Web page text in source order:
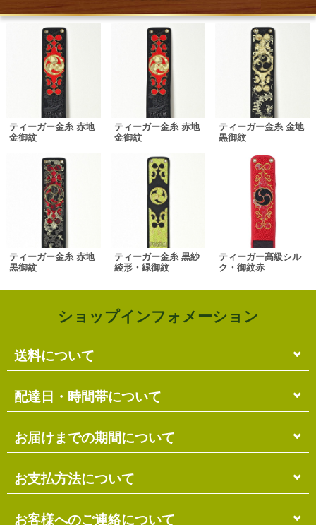
ティーガー金糸 赤地
金御紋
ティーガー金糸 赤地
金御紋
ティーガー金糸 金地
黒御紋
ティーガー金糸 赤地
黒御紋
ティーガー金糸 黒紗
綾形・緑御紋
ティーガー高級シル
ク・御紋赤
ショップインフォメーション
送料について
単品のみの場合
各商品に記載の送料となります。
複数商品の場合
ます。
送料には梱包料も含まれています。
※ショッピングカートの仕組み上、送料が正しく計算
配達日・時間帯について
配達日・配達時間帯のご指定は出来ません。
お届け先に投函される「ご不在連絡票」より再配達希
望日・時間帯のご指定が可能ですので、こちらをご利
用ください。
お届けまでの期間について
在庫がある場合
ご注文確認日より3営業日以内の発送となります。
離島の場合、上記以上にお時間がかかる場合がありま
お支払方法について
代金引換（＋400円）
お客様へのご連絡について